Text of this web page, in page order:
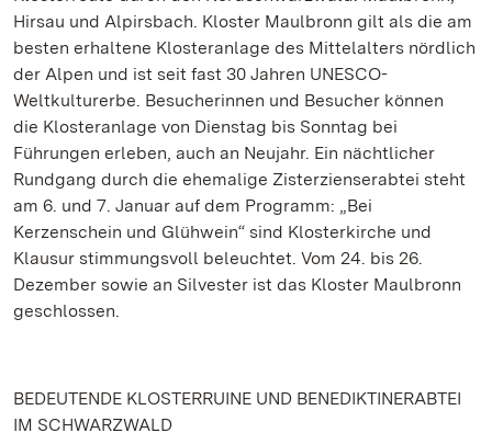
Hirsau und Alpirsbach. Kloster Maulbronn gilt als die am
besten erhaltene Klosteranlage des Mittelalters nördlich
der Alpen und ist seit fast 30 Jahren UNESCO-
Weltkulturerbe. Besucherinnen und Besucher können
die Klosteranlage von Dienstag bis Sonntag bei
Führungen erleben, auch an Neujahr. Ein nächtlicher
Rundgang durch die ehemalige Zisterzienserabtei steht
am 6. und 7. Januar auf dem Programm: „Bei
Kerzenschein und Glühwein“ sind Klosterkirche und
Klausur stimmungsvoll beleuchtet. Vom 24. bis 26.
Dezember sowie an Silvester ist das Kloster Maulbronn
geschlossen.
BEDEUTENDE KLOSTERRUINE UND BENEDIKTINERABTEI
IM SCHWARZWALD